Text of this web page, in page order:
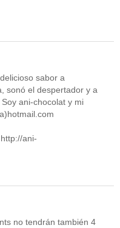
sabor a
sonó el despertador y a
ani-chocolat y mi
ani-
no tendrán también 4